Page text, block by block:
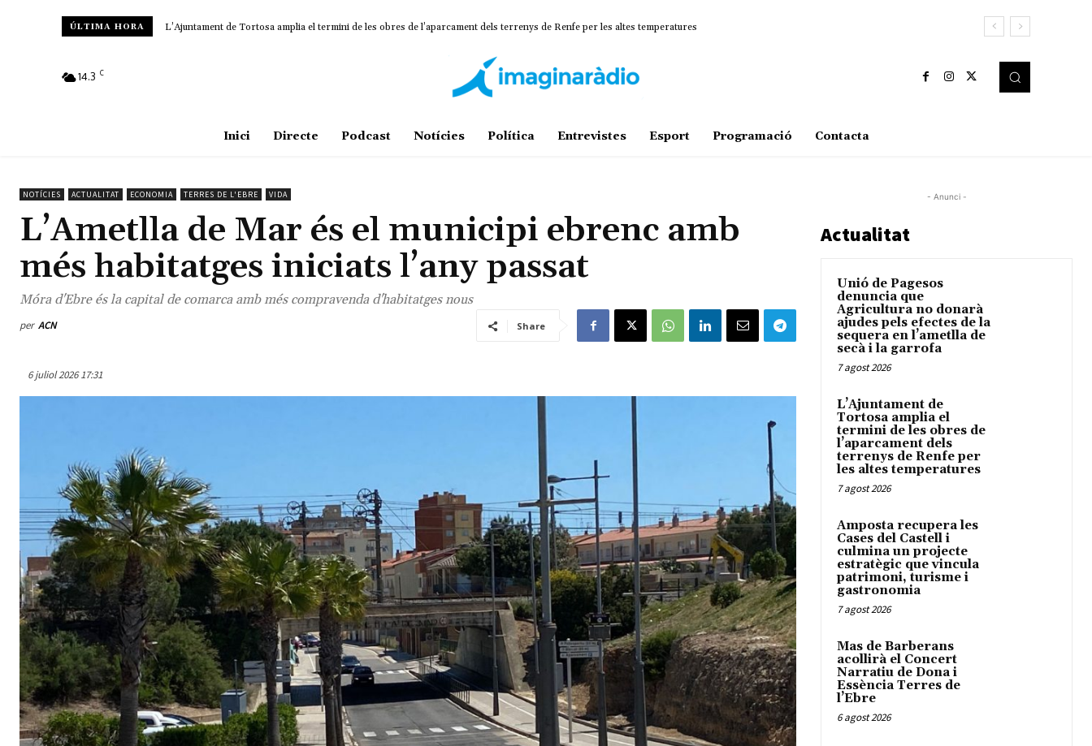
ÚLTIMA HORA L’Ajuntament de Tortosa amplia el termini de les obres de l’aparcament dels terrenys de Renfe per les altes temperatures
14.3 C
Inici Directe Podcast Notícies Política Entrevistes Esport Programació Contacta
NOTÍCIES ACTUALITAT ECONOMIA TERRES DE L'EBRE VIDA
L’Ametlla de Mar és el municipi ebrenc amb
més habitatges iniciats l’any passat
Móra d'Ebre és la capital de comarca amb més compravenda d'habitatges nous
per ACN Share
6 juliol 2026 17:31
- Anunci -
Actualitat
Unió de Pagesos
denuncia que
Agricultura no donarà
ajudes pels efectes de la
sequera en l’ametlla de
secà i la garrofa
7 agost 2026
L’Ajuntament de
Tortosa amplia el
termini de les obres de
l’aparcament dels
terrenys de Renfe per
les altes temperatures
7 agost 2026
Amposta recupera les
Cases del Castell i
culmina un projecte
estratègic que vincula
patrimoni, turisme i
gastronomia
7 agost 2026
Mas de Barberans
acollirà el Concert
Narratiu de Dona i
Essència Terres de
l’Ebre
6 agost 2026